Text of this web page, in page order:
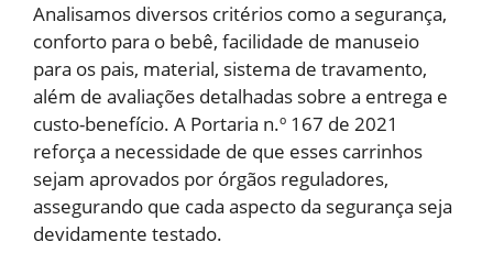
Analisamos diversos critérios como a segurança,
conforto para o bebê, facilidade de manuseio
para os pais, material, sistema de travamento,
além de avaliações detalhadas sobre a entrega e
custo-benefício. A Portaria n.º 167 de 2021
reforça a necessidade de que esses carrinhos
sejam aprovados por órgãos reguladores,
assegurando que cada aspecto da segurança seja
devidamente testado.